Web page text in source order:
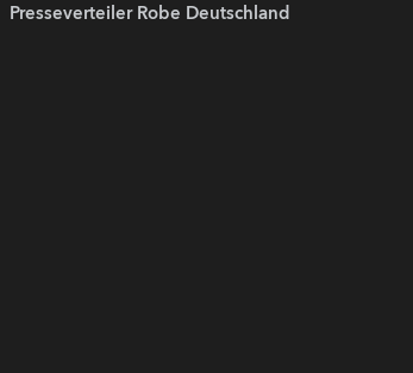
Presseverteiler Robe Deutschland